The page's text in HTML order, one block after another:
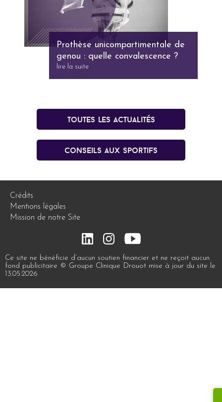
Prothèse unicompartimentale de
genou : quelle convalescence ?
lire la suite
Toutes les actualités
conseils aux sportifs
Crédits
Mentions légales
Mission de notre Site
Ce site ne bénéficie d’aucun soutien financier et ne reçoit aucun
fond publicitaire © Groupe Clinique Drouot mise à jour du site le
13.05.2026